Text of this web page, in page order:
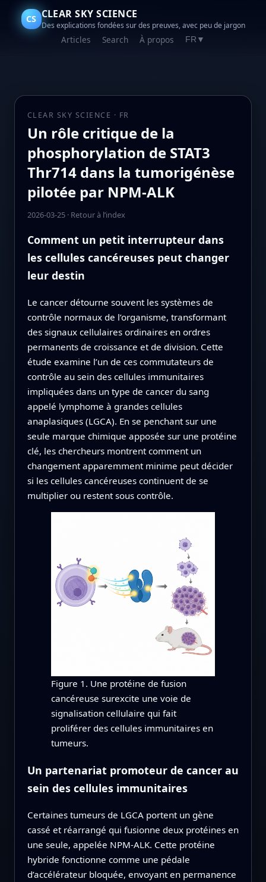
CS CLEAR SKY SCIENCE
Des explications fondées sur des preuves, avec peu de jargon
Articles Search À propos FR ▼
CLEAR SKY SCIENCE · FR
Un rôle critique de la
phosphorylation de STAT3
Thr714 dans la tumorigénèse
pilotée par NPM‑ALK
2026-03-25· Retour à l’index
Comment un petit interrupteur dans
les cellules cancéreuses peut changer
leur destin
Le cancer détourne souvent les systèmes de
contrôle normaux de l’organisme, transformant
des signaux cellulaires ordinaires en ordres
permanents de croissance et de division. Cette
étude examine l’un de ces commutateurs de
contrôle au sein des cellules immunitaires
impliquées dans un type de cancer du sang
appelé lymphome à grandes cellules
anaplasiques (LGCA). En se penchant sur une
seule marque chimique apposée sur une protéine
clé, les chercheurs montrent comment un
changement apparemment minime peut décider
si les cellules cancéreuses continuent de se
multiplier ou restent sous contrôle.
Figure 1. Une protéine de fusion
cancéreuse surexcite une voie de
signalisation cellulaire qui fait
proliférer des cellules immunitaires en
tumeurs.
Un partenariat promoteur de cancer au
sein des cellules immunitaires
Certaines tumeurs de LGCA portent un gène
cassé et réarrangé qui fusionne deux protéines en
une seule, appelée NPM‑ALK. Cette protéine
hybride fonctionne comme une pédale
d’accélérateur bloquée, envoyant en permanence